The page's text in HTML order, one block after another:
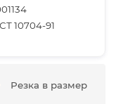
10704-91
Резка в размер